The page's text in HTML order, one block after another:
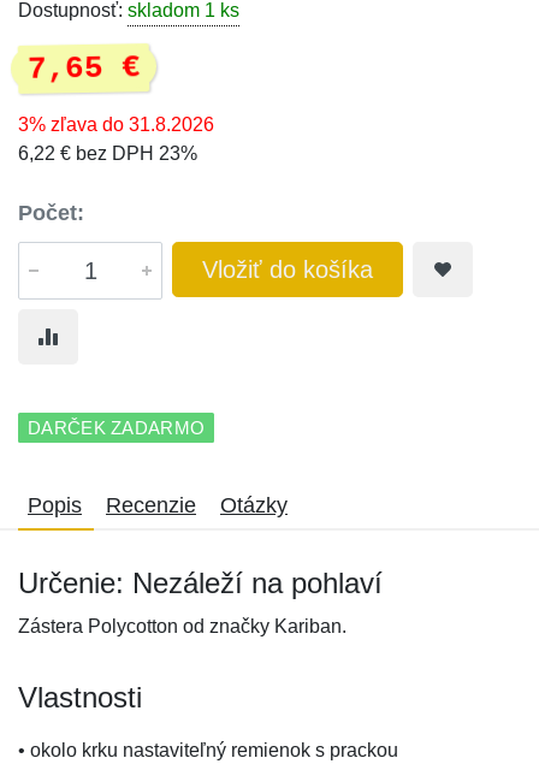
Dostupnosť: skladom 1 ks
7,65 €
3% zľava do 31.8.2026
6,22 € bez DPH 23%
Počet:
Vložiť do košíka
DARČEK ZADARMO
Popis Recenzie Otázky
Určenie: Nezáleží na pohlaví
Zástera Polycotton od značky Kariban.
Vlastnosti
• okolo krku nastaviteľný remienok s prackou